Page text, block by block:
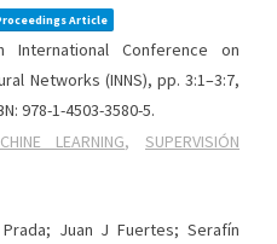
Article
Conference on
Networks (INNS), pp. 3:1–3:7,
978-1-4503-3580-5.
LEARNING,SUPERVISIÓN
Juan J Fuertes; Serafín